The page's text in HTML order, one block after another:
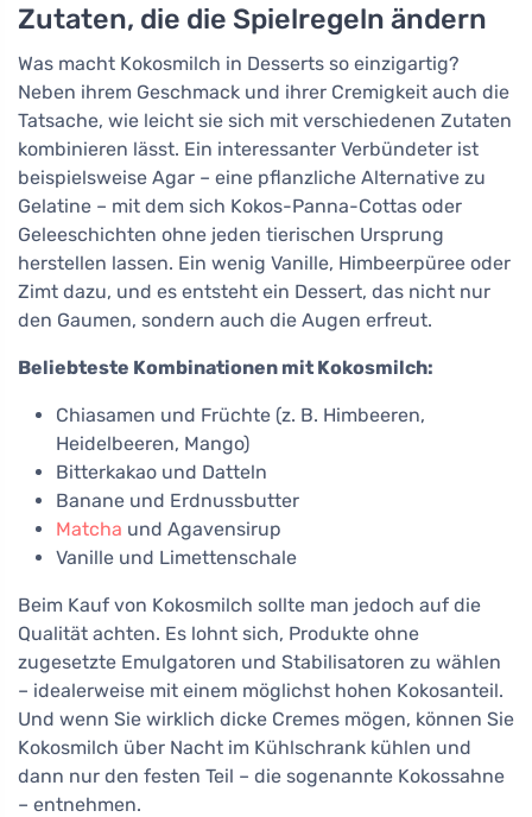
Zutaten, die die Spielregeln ändern
Was macht Kokosmilch in Desserts so einzigartig?
Neben ihrem Geschmack und ihrer Cremigkeit auch die
Tatsache, wie leicht sie sich mit verschiedenen Zutaten
kombinieren lässt. Ein interessanter Verbündeter ist
beispielsweise Agar – eine pflanzliche Alternative zu
Gelatine – mit dem sich Kokos-Panna-Cottas oder
Geleeschichten ohne jeden tierischen Ursprung
herstellen lassen. Ein wenig Vanille, Himbeerpüree oder
Zimt dazu, und es entsteht ein Dessert, das nicht nur
den Gaumen, sondern auch die Augen erfreut.
Beliebteste Kombinationen mit Kokosmilch:
Chiasamen und Früchte (z. B. Himbeeren,
Heidelbeeren, Mango)
Bitterkakao und Datteln
Banane und Erdnussbutter
Matcha und Agavensirup
Vanille und Limettenschale
Beim Kauf von Kokosmilch sollte man jedoch auf die
Qualität achten. Es lohnt sich, Produkte ohne
zugesetzte Emulgatoren und Stabilisatoren zu wählen
– idealerweise mit einem möglichst hohen Kokosanteil.
Und wenn Sie wirklich dicke Cremes mögen, können Sie
Kokosmilch über Nacht im Kühlschrank kühlen und
dann nur den festen Teil – die sogenannte Kokossahne
– entnehmen.